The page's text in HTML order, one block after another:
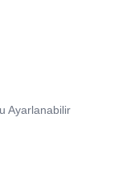
Ayarlanabilir